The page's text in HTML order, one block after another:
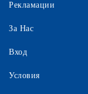
Рекламации
За Нас
Вход
Условия